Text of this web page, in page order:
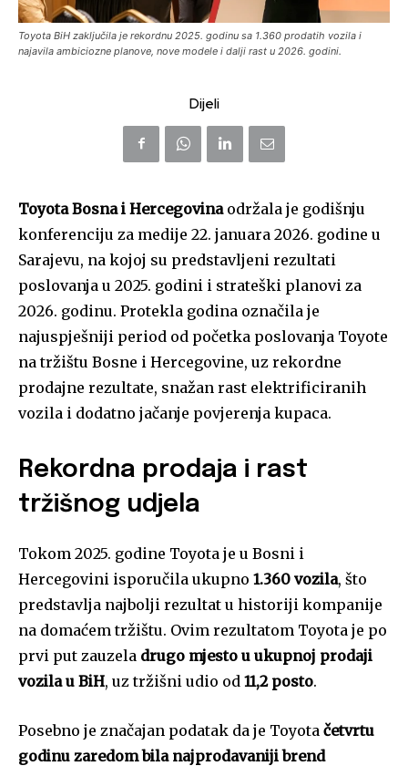
Toyota BiH zaključila je rekordnu 2025. godinu sa 1.360 prodatih vozila i
najavila ambiciozne planove, nove modele i dalji rast u 2026. godini.
Dijeli
Toyota Bosna i Hercegovinaodržala je godišnju
konferenciju za medije 22. januara 2026. godine u
Sarajevu, na kojoj su predstavljeni rezultati
poslovanja u 2025. godini i strateški planovi za
2026. godinu. Protekla godina označila je
najuspješniji period od početka poslovanja Toyote
na tržištu Bosne i Hercegovine, uz rekordne
prodajne rezultate, snažan rast elektrificiranih
vozila i dodatno jačanje povjerenja kupaca.
Rekordna prodaja i rast
tržišnog udjela
Tokom 2025. godine Toyota je u Bosni i
Hercegovini isporučila ukupno 1.360 vozila, što
predstavlja najbolji rezultat u historiji kompanije
na domaćem tržištu. Ovim rezultatom Toyota je po
prvi put zauzela drugo mjesto u ukupnoj prodaji
vozila u BiH, uz tržišni udio od 11,2 posto.
Posebno je značajan podatak da je Toyota četvrtu
godinu zaredom bila najprodavaniji brend